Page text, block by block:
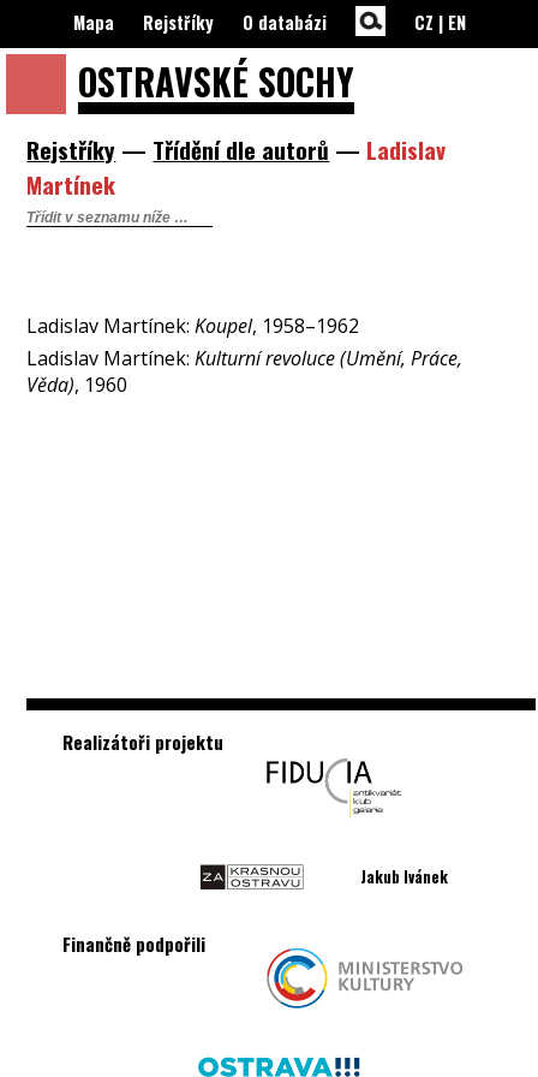
OSTRAVSKÉ SOCHY
Mapa Rejstříky O databázi CZ | EN
Rejstříky — Třídění dle autorů — Ladislav
Martínek
Ladislav Martínek:Koupel, 1958–1962
Ladislav Martínek:Kulturní revoluce (Umění, Práce,
Věda), 1960
Realizátoři projektu
Jakub Ivánek
Finančně podpořili